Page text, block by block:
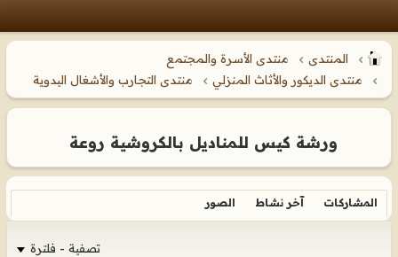
المنتدى
منتدى الأسرة والمجتمع
منتدى الديكور والأثاث المنزلي
منتدى التجارب والأشغال اليدوية
ورشة كيس للمناديل بالكروشية روعة
المشاركات آخر نشاط الصور
تصفية - فلترة